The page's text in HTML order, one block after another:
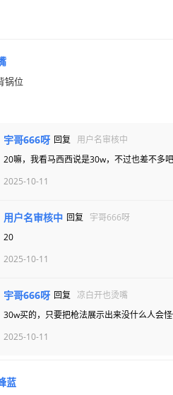
锅位
宇哥666呀 回复
用户名审核中
20嘛，我看马西西说是30w，不过也差不多吧
2025-10-11
用户名审核中 回复
宇哥666呀
20
2025-10-11
宇哥666呀 回复 凉白开也烫嘴
30w买的，只要把枪法展示出来没什么人会
2025-10-11
蓝